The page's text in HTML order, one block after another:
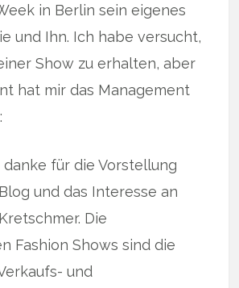
in Berlin sein eigenes
und Ihn. Ich habe versucht,
Show zu erhalten, aber
hat mir das Management
danke für die Vorstellung
und das Interesse an
Die
Fashion Shows sind die
und